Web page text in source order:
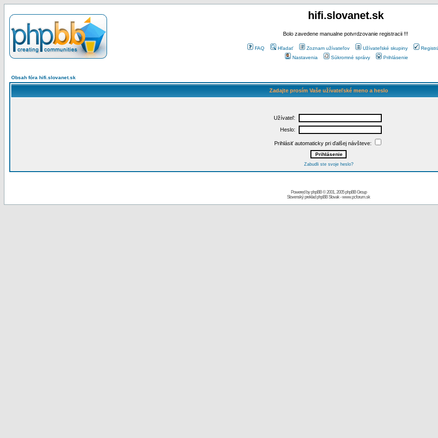
hifi.slovanet.sk
Bolo zavedene manualne potvrdzovanie registracii !!!
FAQ Hľadať Zoznam užívateľov Užívateľské skupiny
Nastavenia
Súkromné správy Prihlásenie
Obsah fóra hifi.slovanet.sk
Zadajte prosím Vaše užívateľské meno a heslo
Užívateľ:
Heslo:
Prihlásiť automaticky pri ďalšej návšteve:
Zabudli ste svoje heslo?
Powered byphpBB© 2001, 2005 phpBB Group
Slovenský preklad phpBB Slovak-www.pcforum.sk